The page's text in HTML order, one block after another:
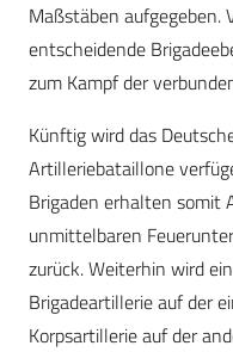
Maßstäben aufgegeben.
entscheidende
zum Kampf der
Künftig wird das
Artilleriebataillone
Brigaden erhalten somit
unmittelbaren
zurück. Weiterhin wird
Brigadeartillerie auf der
Korpsartillerie auf der